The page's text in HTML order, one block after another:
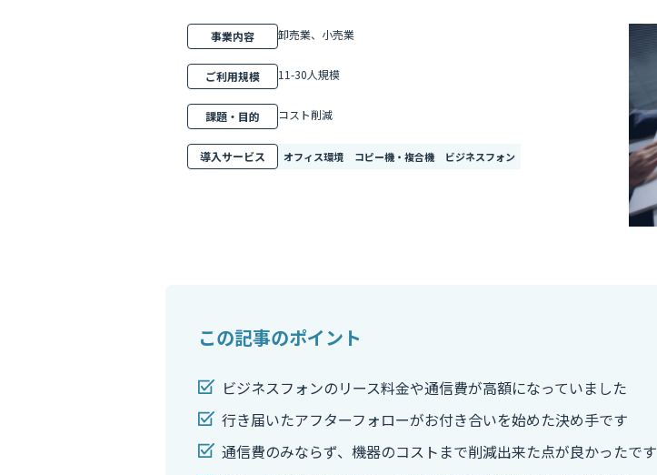
事業内容 卸売業、小売業
ご利用規模 11-30人規模
課題・目的 コスト削減
導入サービス オフィス環境 コピー機・複合機 ビジネスフォン
この記事のポイント
ビジネスフォンのリース料金や通信費が高額になっていました
行き届いたアフターフォローがお付き合いを始めた決め手です
通信費のみならず、機器のコストまで削減出来た点が良かったです